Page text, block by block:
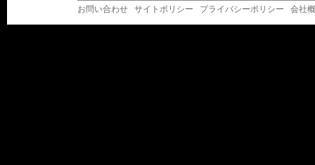
お問い合わせ サイトポリシー プライバシーポリシー 会社